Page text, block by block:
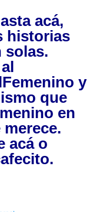
acá,
historias
solas.
y
que
en
acáo